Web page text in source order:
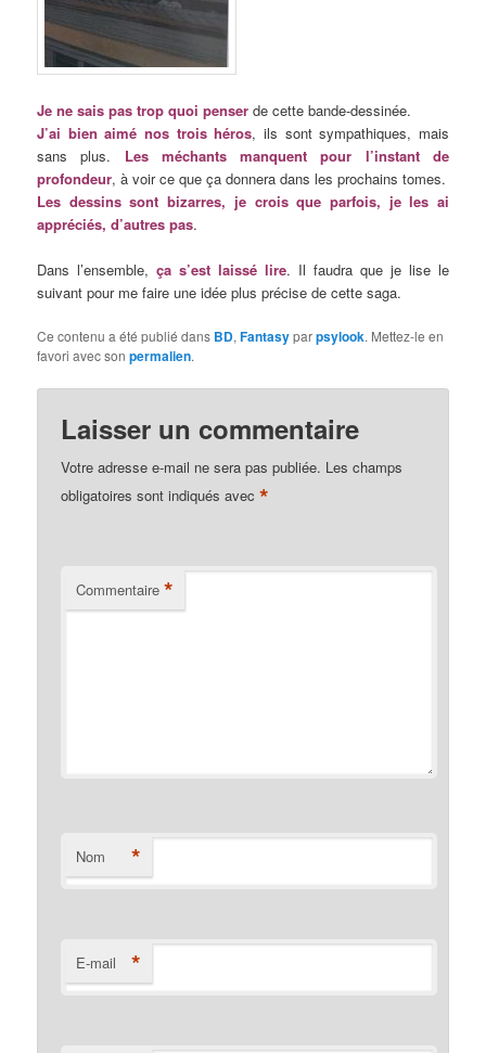
Je ne sais pas trop quoi penser de cette bande-dessinée.
J’ai bien aimé nos trois héros, ils sont sympathiques, mais
sans plus. Les méchants manquent pour l’instant de
profondeur, à voir ce que ça donnera dans les prochains tomes.
Les dessins sont bizarres, je crois que parfois, je les ai
appréciés, d’autres pas.
Dans l’ensemble,ça s’est laissé lire. Il faudra que je lise le
suivant pour me faire une idée plus précise de cette saga.
Ce contenu a été publié dans BD,Fantasyparpsylook. Mettez-le en
favori avec sonpermalien.
Laisser un commentaire
Votre adresse e-mail ne sera pas publiée. Les champs
obligatoires sont indiqués avec*
Commentaire *
Nom *
E-mail *